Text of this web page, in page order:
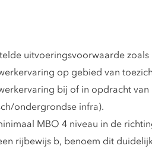
uitvoeringsvoorwaarde
op gebied van
bij of in opdracht
ondergrondse infra).
MBO 4 niveau in de
rijbewijs b, benoem dit